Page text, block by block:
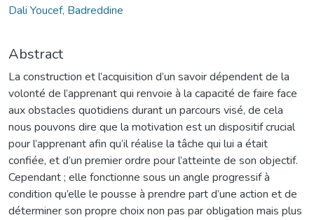
Dali Youcef, Badreddine
Abstract
La construction et l’acquisition d’un savoir dépendent de la
volonté de l’apprenant qui renvoie à la capacité de faire face
aux obstacles quotidiens durant un parcours visé, de cela
nous pouvons dire que la motivation est un dispositif crucial
pour l’apprenant afin qu’il réalise la tâche qui lui a était
confiée, et d’un premier ordre pour l’atteinte de son objectif.
Cependant ; elle fonctionne sous un angle progressif à
condition qu’elle le pousse à prendre part d’une action et de
déterminer son propre choix non pas par obligation mais plus